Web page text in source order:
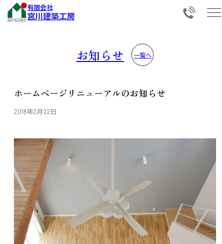
有限会社
宮川建築工房
お知らせ 一覧へ
ホームページリニューアルのお知らせ
2018年2月22日